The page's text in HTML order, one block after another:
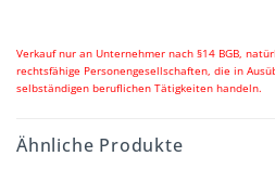
Verkauf nur an Unternehmer nach §14 BGB,
rechtsfähige Personengesellschaften, die in
selbständigen beruflichen Tätigkeiten handeln.
Ähnliche Produkte